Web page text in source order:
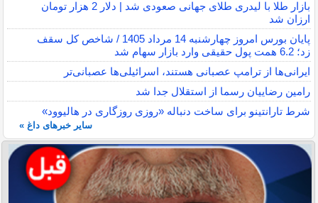
بازار طلا با لیدری طلای جهانی صعودی شد | دلار 2 هزار تومان
ارزان شد
پایان بورس امروز چهارشنبه 14 مرداد 1405 / شاخص کل سقف
زد؛ 6.2 همت پول حقیقی وارد بازار سهام شد
ایرانی‌ها از ترامپ عصبانی هستند، اسرائیلی‌ها عصبانی‌تر
رامین رضاییان رسما از استقلال جدا شد
شرط تارانتینو برای ساخت دنباله «روزی روزگاری در هالیوود»
سایر خبرهای داغ »